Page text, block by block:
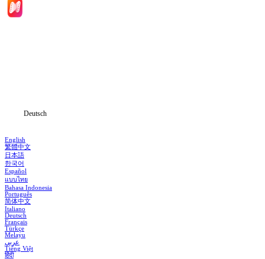
Deutsch
English
繁體中文
日本語
한국어
Español
แบบไทย
Bahasa Indonesia
Português
简体中文
Italiano
Deutsch
Français
Türkçe
Melayu
عربي
Tiếng Việt
हिंदी